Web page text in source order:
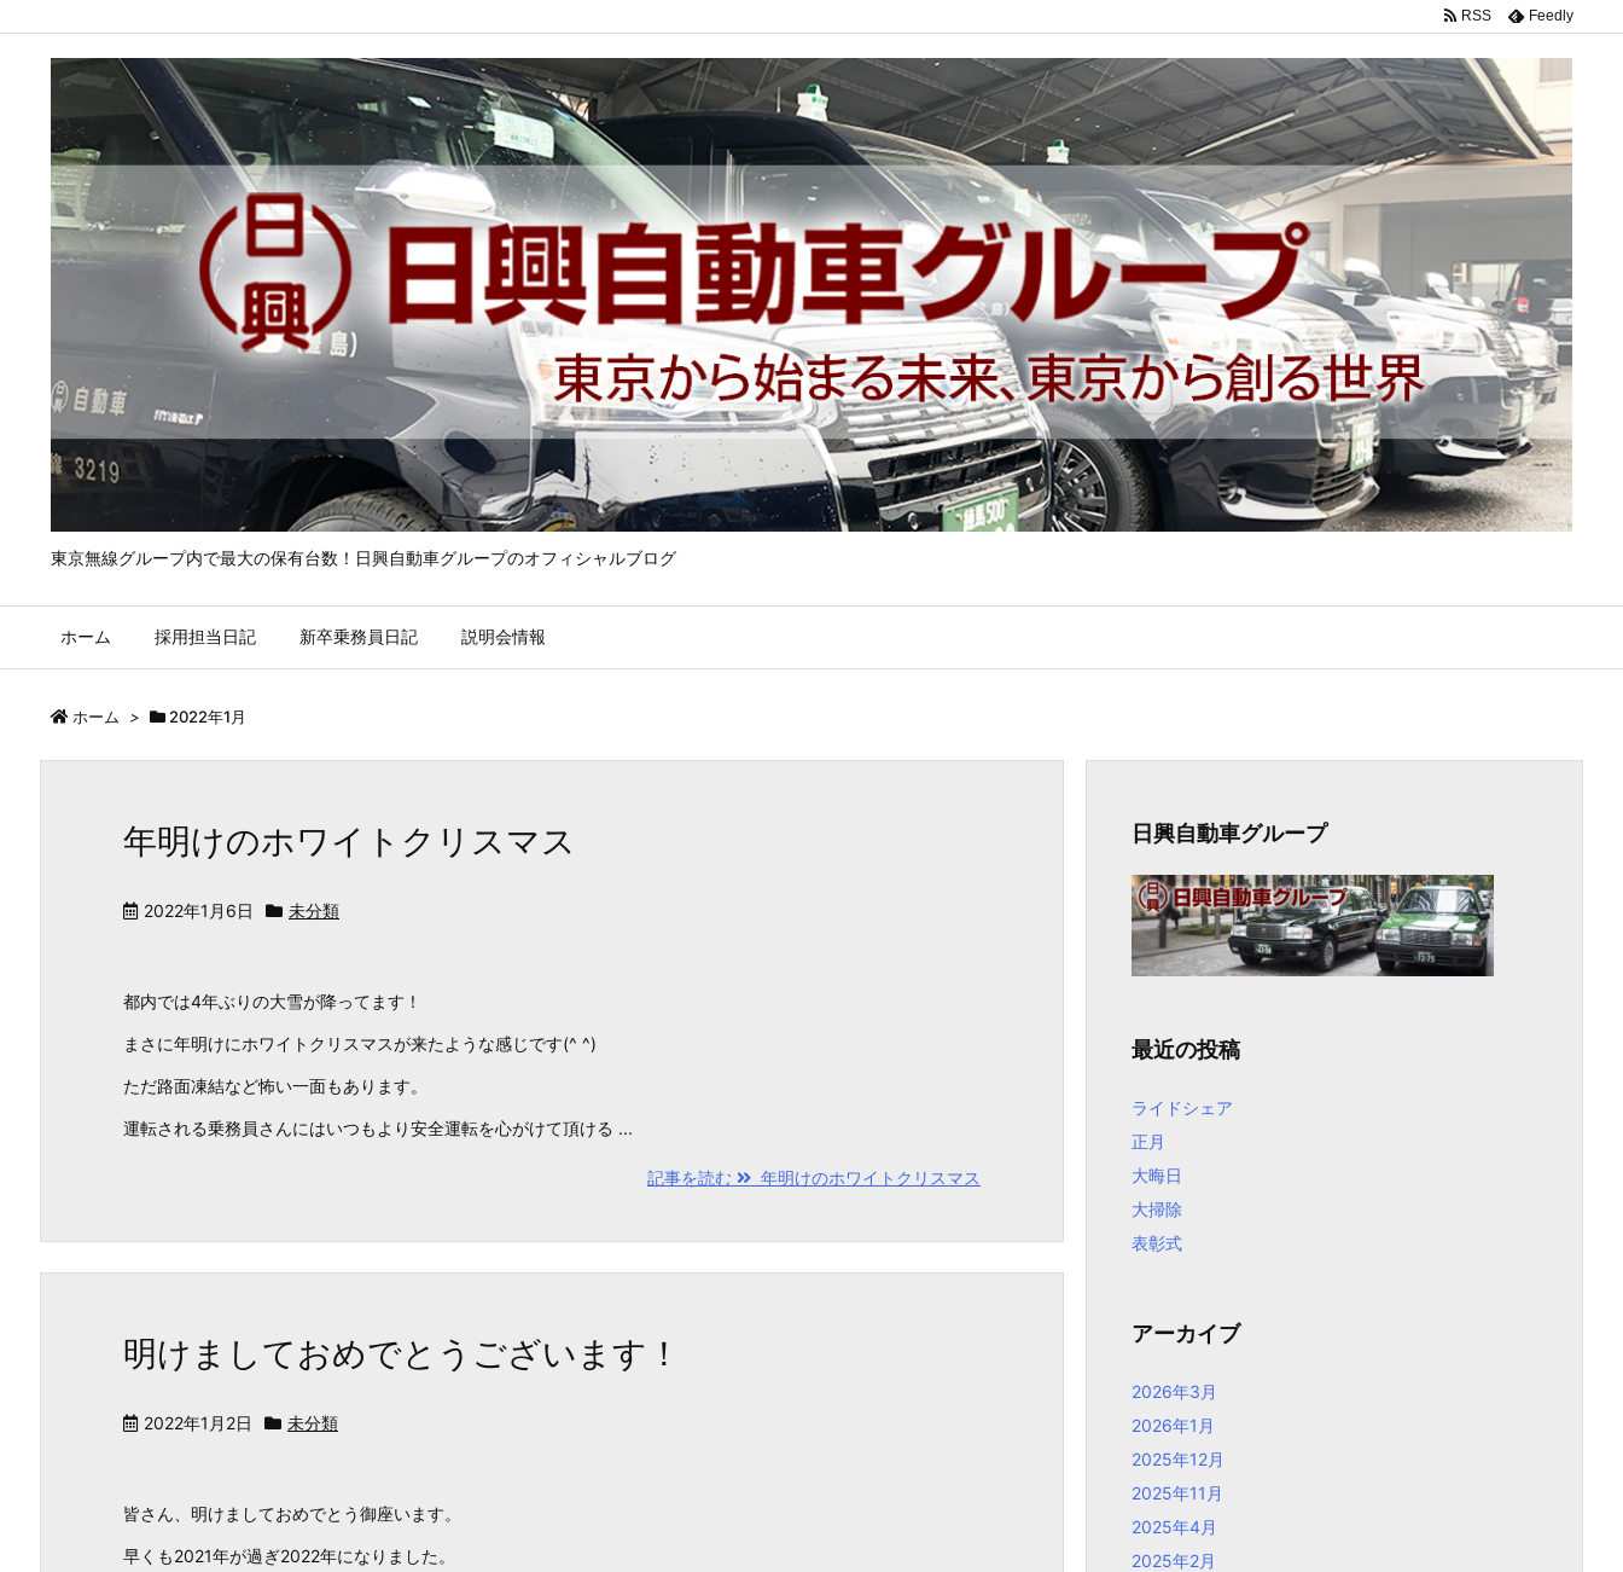
東京無線グループ内で最大の保有台数！日興自動車グループのオフィシャルブログ
ホーム 採用担当日記 新卒乗務員日記 説明会情報
RSS Feedly
ホーム > 2022年1月
年明けのホワイトクリスマス
2022年1月6日 未分類
都内では4年ぶりの大雪が降ってます！
まさに年明けにホワイトクリスマスが来たような感じです(^ ^)
ただ路面凍結など怖い一面もあります。
運転される乗務員さんにはいつもより安全運転を心がけて頂ける ...
記事を読む 年明けのホワイトクリスマス
明けましておめでとうございます！
2022年1月2日 未分類
皆さん、明けましておめでとう御座います。
早くも2021年が過ぎ2022年になりました。
日興自動車グループ
最近の投稿
ライドシェア
正月
大晦日
大掃除
表彰式
アーカイブ
2026年3月
2026年1月
2025年12月
2025年11月
2025年4月
2025年2月